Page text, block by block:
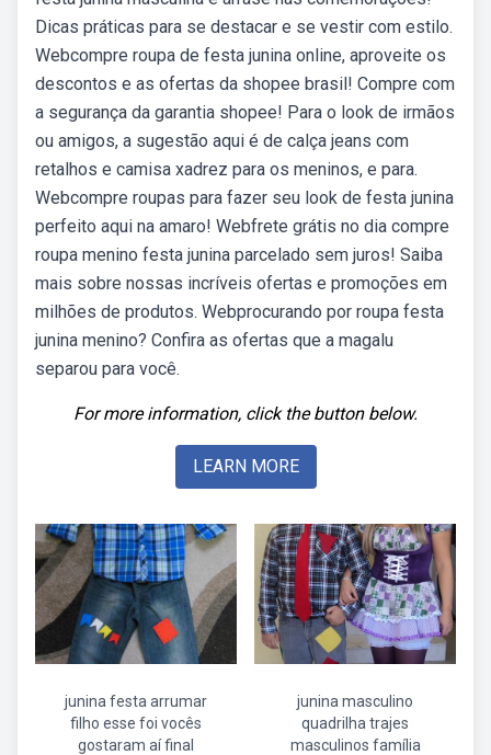
Dicas práticas para se destacar e se vestir com estilo.
Webcompre roupa de festa junina online, aproveite os
descontos e as ofertas da shopee brasil! Compre com
a segurança da garantia shopee! Para o look de irmãos
ou amigos, a sugestão aqui é de calça jeans com
retalhos e camisa xadrez para os meninos, e para.
Webcompre roupas para fazer seu look de festa junina
perfeito aqui na amaro! Webfrete grátis no dia compre
roupa menino festa junina parcelado sem juros! Saiba
mais sobre nossas incríveis ofertas e promoções em
milhões de produtos. Webprocurando por roupa festa
junina menino? Confira as ofertas que a magalu
separou para você.
For more information, click the button below.
LEARN MORE
junina festa arrumar
filho esse foi vocês
gostaram aí final
junina masculino
quadrilha trajes
masculinos família